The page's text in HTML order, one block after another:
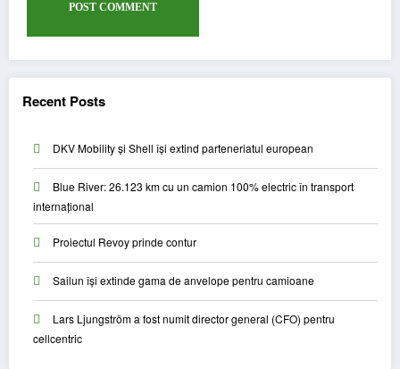
Recent Posts
DKV Mobility și Shell își extind parteneriatul european
Blue River: 26.123 km cu un camion 100% electric în transport
internațional
Proiectul Revoy prinde contur
Sailun își extinde gama de anvelope pentru camioane
Lars Ljungström a fost numit director general (CFO) pentru
cellcentric